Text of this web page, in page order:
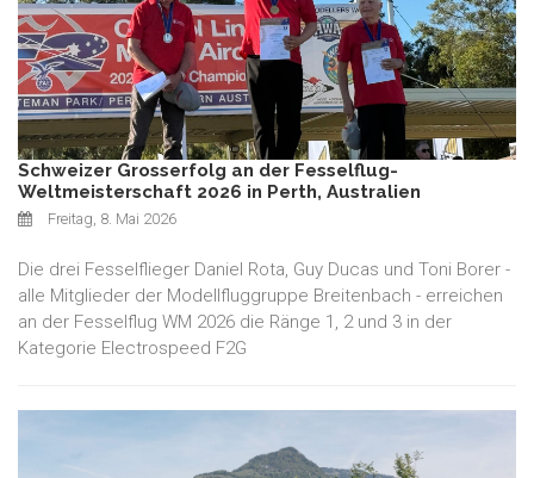
Schweizer Grosserfolg an der Fesselflug-
Weltmeisterschaft 2026 in Perth, Australien
Freitag, 8. Mai 2026
Die drei Fesselflieger Daniel Rota, Guy Ducas und Toni Borer -
alle Mitglieder der Modellfluggruppe Breitenbach - erreichen
an der Fesselflug WM 2026 die Ränge 1, 2 und 3 in der
Kategorie Electrospeed F2G